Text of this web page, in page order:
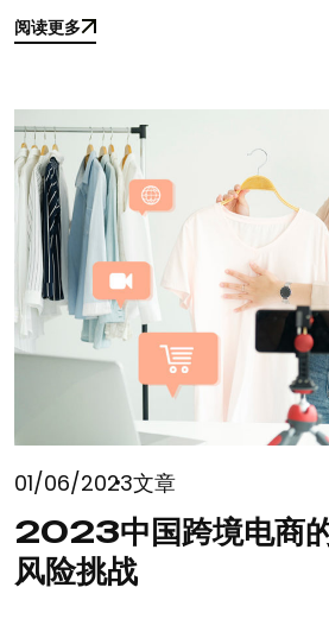
阅读更多
阅读更多
01/06/2023文章
2023中国跨境电商
风险挑战